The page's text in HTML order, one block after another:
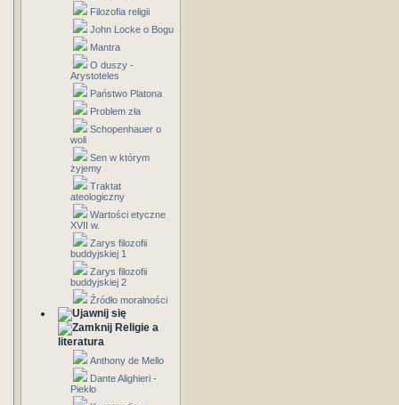
Filozofia religii
John Locke o Bogu
Mantra
O duszy -
Arystoteles
Państwo Platona
Problem zła
Schopenhauer o
woli
Sen w którym
żyjemy
Traktat
ateologiczny
Wartości etyczne
XVII w.
Zarys filozofii
buddyjskiej 1
Zarys filozofii
buddyjskiej 2
Źródło moralności
Religie a
literatura
Anthony de Mello
Dante Alighieri -
Piekło